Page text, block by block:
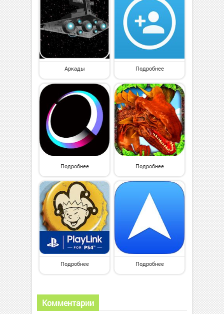
Аркады Подробнее
Подробнее Подробнее
Подробнее Подробнее
Комментарии